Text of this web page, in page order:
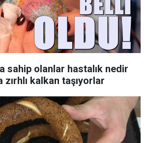
sahip olanlar hastalık nedir
kalkan taşıyorlar